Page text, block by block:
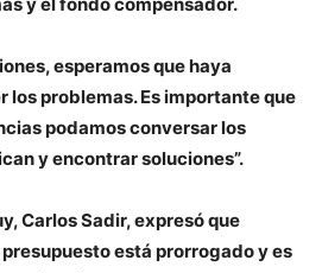
esperamos que haya
los problemas. Es importante que
podamos conversar los
y encontrar soluciones”.
Carlos Sadir, expresó que
está prorrogado y es